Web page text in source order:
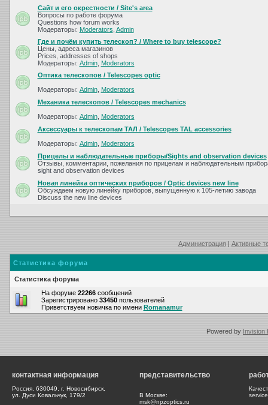
Сайт и его окрестности / Site's area
Вопросы по работе форума
Questions how forum works
Модераторы: Moderators Admin
Где и почём купить телескоп? / Where to buy telescope?
Цены, адреса магазинов
Prices, addresses of shops
Модераторы: Admin, Moderators
Оптика телескопов / Telescopes optic
Модераторы: Admin, Moderators
Механика телескопов / Telescopes mechanics
Модераторы: Admin, Moderators
Аксессуары к телескопам ТАЛ / Telescopes TAL accessories
Модераторы: Admin, Moderators
Прицелы и наблюдательные приборы/Sights and observation devices
Отзывы, комментарии, пожелания по прицелам и наблюдательным
sight and observation devices
Новая линейка оптических приборов / Optic devices new line
Обсуждаем новую линейку приборов, выпущенную к 105-летию завода
Discuss the new line devices
Администрация| Активные
Статистика форума
Статистика форума
На форуме 22266сообщений
Зарегистрировано 33450пользователей
Приветствуем новичка по имени Romanamur
Powered by Invision
контактная информация
Россия, 630049, г. Новосибирск,
ул. Дуси Ковальчук, 179/2
представительство
В Москве:
msk@npzoptics.ru